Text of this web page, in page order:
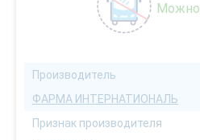
Можно
Производитель
ФАРМА ИНТЕРНАТИОНАЛЬ
Признак производителя